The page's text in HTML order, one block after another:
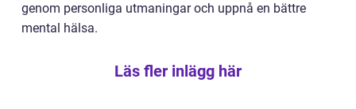
genom personliga utmaningar och uppnå en bättre
mental hälsa.
Läs fler inlägg här